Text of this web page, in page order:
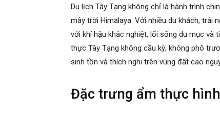
Du lịch Tây Tạng không chỉ là hành trình
mây trời Himalaya. Với nhiều du khách, trải
với khí hậu khắc nghiệt, lối sống du mục
thực Tây Tạng không cầu kỳ, không phô
sinh tồn và thích nghi trên vùng đất cao
Đặc trưng ẩm thực